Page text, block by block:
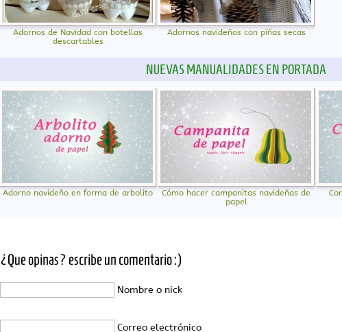
Adornos de Navidad con botellas
descartables
Adornos navideños con piñas secas
NUEVAS MANUALIDADES EN PORTADA
Adorno navideño en forma de arbolito
Cómo hacer campanitas navideñas de
papel
¿Que opinas? escribe un comentario :)
Nombre o nick
Correo electrónico